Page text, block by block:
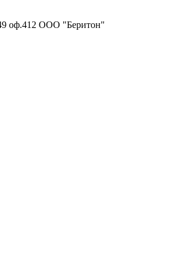
оф.412 ООО "Беритон"